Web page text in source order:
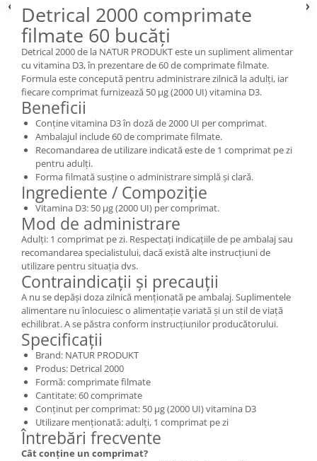
Detrical 2000 comprimate
filmate 60 bucăți
Detrical 2000 de la NATUR PRODUKT este un supliment alimentar
cu vitamina D3, în prezentare de 60 de comprimate filmate.
Formula este concepută pentru administrare zilnică la adulți, iar
fiecare comprimat furnizează 50 µg (2000 UI) vitamina D3.
Beneficii
Conține vitamina D3 în doză de 2000 UI per comprimat.
Ambalajul include 60 de comprimate filmate.
Recomandarea de utilizare indicată este de 1 comprimat pe zi
pentru adulți.
Forma filmată susține o administrare simplă și clară.
Ingrediente / Compoziție
Vitamina D3: 50 µg (2000 UI) per comprimat.
Mod de administrare
Adulți: 1 comprimat pe zi. Respectați indicațiile de pe ambalaj sau
recomandarea specialistului, dacă există alte instrucțiuni de
utilizare pentru situația dvs.
Contraindicații și precauții
A nu se depăși doza zilnică menționată pe ambalaj. Suplimentele
alimentare nu înlocuiesc o alimentație variată și un stil de viață
echilibrat. A se păstra conform instrucțiunilor producătorului.
Specificații
Brand: NATUR PRODUKT
Produs: Detrical 2000
Formă: comprimate filmate
Cantitate: 60 comprimate
Conținut per comprimat: 50 µg (2000 UI) vitamina D3
Utilizare menționată: adulți, 1 comprimat pe zi
Întrebări frecvente
Cât conține un comprimat?